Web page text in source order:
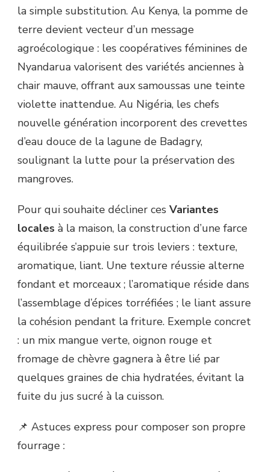
la simple substitution. Au Kenya, la pomme de
terre devient vecteur d’un message
agroécologique : les coopératives féminines de
Nyandarua valorisent des variétés anciennes à
chair mauve, offrant aux samoussas une teinte
violette inattendue. Au Nigéria, les chefs
nouvelle génération incorporent des crevettes
d’eau douce de la lagune de Badagry,
soulignant la lutte pour la préservation des
mangroves.
Pour qui souhaite décliner ces Variantes
locales à la maison, la construction d’une farce
équilibrée s’appuie sur trois leviers : texture,
aromatique, liant. Une texture réussie alterne
fondant et morceaux ; l’aromatique réside dans
l’assemblage d’épices torréfiées ; le liant assure
la cohésion pendant la friture. Exemple concret
: un mix mangue verte, oignon rouge et
fromage de chèvre gagnera à être lié par
quelques graines de chia hydratées, évitant la
fuite du jus sucré à la cuisson.
📌 Astuces express pour composer son propre
fourrage :